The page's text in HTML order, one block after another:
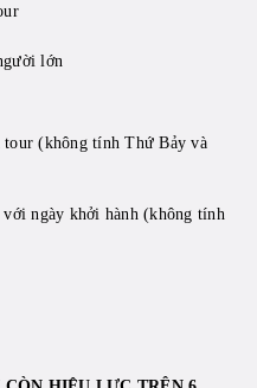
lớn
(không tính Thứ Bảy và
ngày khởi hành (không tính